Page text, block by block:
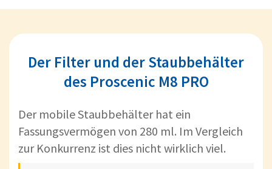
Der Filter und der Staubbehälter
des Proscenic M8 PRO
Der mobile Staubbehälter hat ein
Fassungsvermögen von 280 ml. Im Vergleich
zur Konkurrenz ist dies nicht wirklich viel.